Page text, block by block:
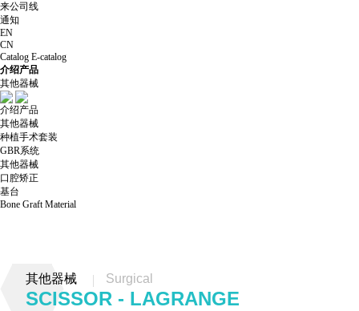
来公司线
通知
EN
CN
Catalog E-catalog
介绍产品
其他器械
介绍产品
其他器械
种植手术套装
GBR系统
其他器械
口腔矫正
基台
Bone Graft Material
其他器械 Surgical
SCISSOR - LAGRANGE